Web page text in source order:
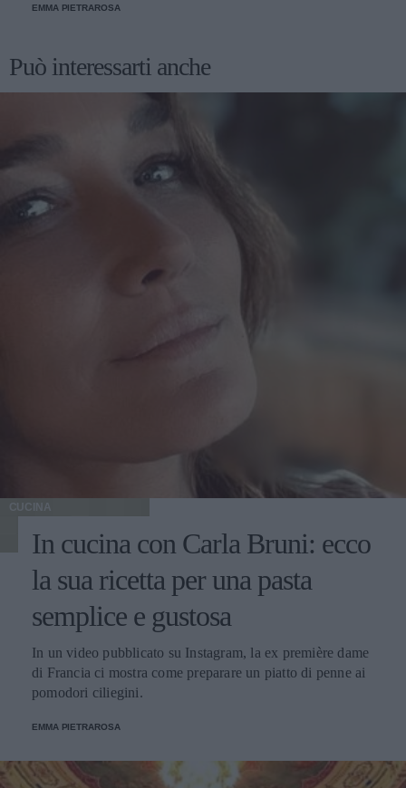
EMMA PIETRAROSA
Può interessarti anche
CUCINA
In cucina con Carla Bruni: ecco
la sua ricetta per una pasta
semplice e gustosa
In un video pubblicato su Instagram, la ex première dame
di Francia ci mostra come preparare un piatto di penne ai
pomodori ciliegini.
EMMA PIETRAROSA